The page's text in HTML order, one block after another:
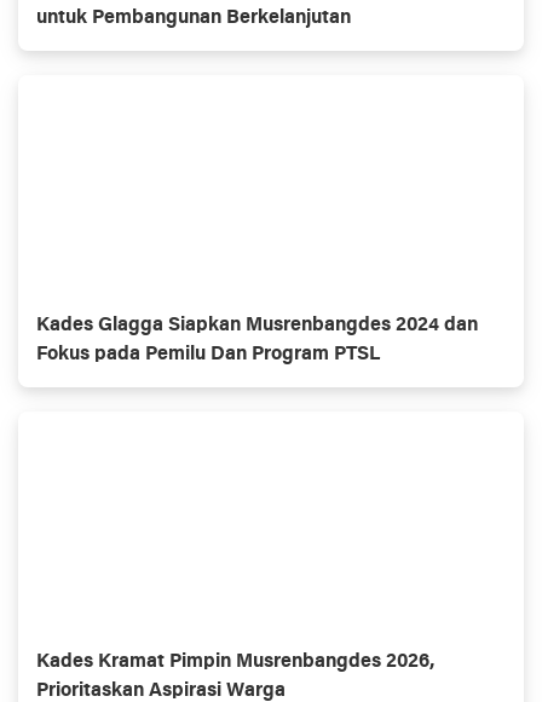
untuk Pembangunan Berkelanjutan
Kades Glagga Siapkan Musrenbangdes 2024 dan
Fokus pada Pemilu Dan Program PTSL
Kades Kramat Pimpin Musrenbangdes 2026,
Prioritaskan Aspirasi Warga